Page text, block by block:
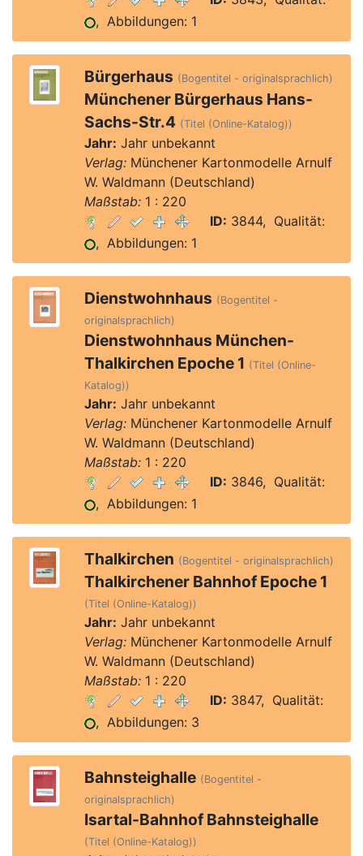
, Abbildungen: 1
Bürgerhaus (Bogentitel - originalsprachlich)
Münchener Bürgerhaus Hans-
Sachs-Str.4 (Titel (Online-Katalog))
Jahr: Jahr unbekannt
Verlag:Münchener Kartonmodelle Arnulf
W. Waldmann (Deutschland)
Maßstab:1 : 220
ID: 3844, Qualität:
, Abbildungen: 1
Dienstwohnhaus (Bogentitel -
originalsprachlich)
Dienstwohnhaus München-
Thalkirchen Epoche 1 (Titel (Online-
Katalog))
Jahr: Jahr unbekannt
Verlag:Münchener Kartonmodelle Arnulf
W. Waldmann (Deutschland)
Maßstab:1 : 220
ID: 3846, Qualität:
, Abbildungen: 1
Thalkirchen (Bogentitel - originalsprachlich)
Thalkirchener Bahnhof Epoche 1
(Titel (Online-Katalog))
Jahr: Jahr unbekannt
Verlag:Münchener Kartonmodelle Arnulf
W. Waldmann (Deutschland)
Maßstab:1 : 220
ID: 3847, Qualität:
, Abbildungen: 3
Bahnsteighalle (Bogentitel -
originalsprachlich)
Isartal-Bahnhof Bahnsteighalle
(Titel (Online-Katalog))